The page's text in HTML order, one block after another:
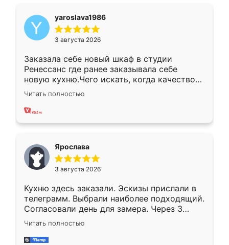
yaroslava1986
3 августа 2026
Заказала себе новый шкаф в студии
Ренессанс где ранее заказывала себе
новую кухню.Чего искать, когда качеством
вполне довольна. Служит кухня уже почти
два года, нареканий нет.
Читать полностью
Ярослава
3 августа 2026
Кухню здесь заказали. Эскизы прислали в
телеграмм. Выбрали наиболее подходящий.
Согласовали день для замера. Через 3
недели кухня была уже готова. Остались
довольны работой. Спасибо Ренессанс
мебель за качественную работу!
Читать полностью